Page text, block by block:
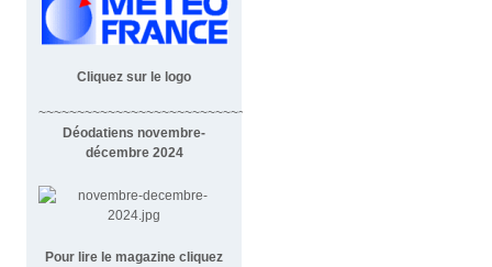
Cliquez sur le logo
~~~~~~~~~~~~~~~~~~~~~~~~~~~~~~~~~~~~
Déodatiens novembre-
décembre 2024
Pour lire le magazine cliquez